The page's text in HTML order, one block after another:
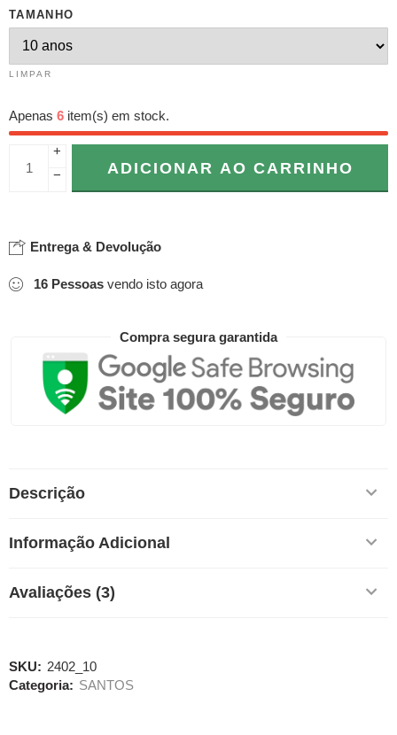
TAMANHO
LIMPAR
Apenas 6 item(s) em stock.
+
−
ADICIONAR AO CARRINHO
Entrega & Devolução
16 Pessoas vendo isto agora
Compra segura garantida
Descrição
Informação Adicional
Avaliações (3)
SKU: 2402_10
Categoria: SANTOS